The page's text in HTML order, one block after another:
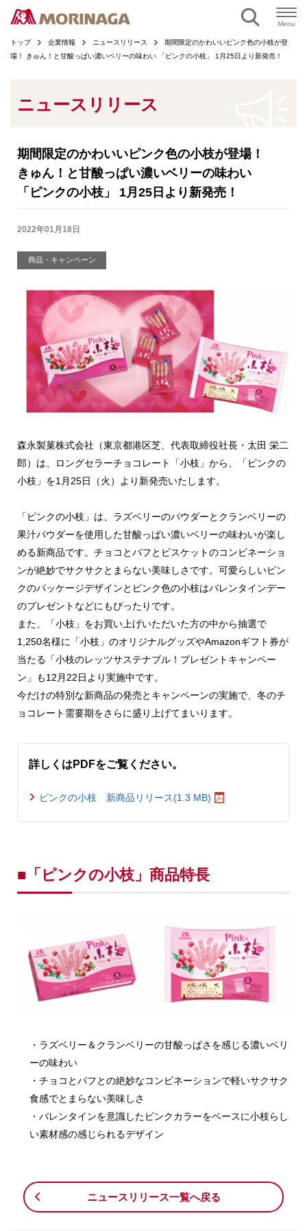
Menu
トップ 企業情報 ニュースリリース
期間限定のかわいいピンク色の小枝が登
場！ きゅん！と甘酸っぱい濃いベリーの味わい 「ピンクの小枝」 1月25日より新発売！
ニュースリリース
期間限定のかわいいピンク色の小枝が登場！
きゅん！と甘酸っぱい濃いベリーの味わい
「ピンクの小枝」 1月25日より新発売！
2022年01月18日
商品・キャンペーン
森永製菓株式会社（東京都港区芝、代表取締役社長・太田 栄二
郎）は、ロングセラーチョコレート「小枝」から、「ピンクの
小枝」を1月25日（火）より新発売いたします。
「ピンクの小枝」は、ラズベリーのパウダーとクランベリーの
果汁パウダーを使用した甘酸っぱい濃いベリーの味わいが楽し
める新商品です。チョコとパフとビスケットのコンビネーショ
ンが絶妙でサクサクとまらない美味しさです。可愛らしいピン
クのパッケージデザインとピンク色の小枝はバレンタインデー
のプレゼントなどにもぴったりです。
また、「小枝」をお買い上げいただいた方の中から抽選で
1,250名様に「小枝」のオリジナルグッズやAmazonギフト券が
当たる「小枝のレッツサステナブル！プレゼントキャンペー
ン」も12月22日より実施中です。
今だけの特別な新商品の発売とキャンペーンの実施で、冬のチ
ョコレート需要期をさらに盛り上げてまいります。
詳しくはPDFをご覧ください。
ピンクの小枝 新商品リリース(1.3 MB)
■「ピンクの小枝」商品特長
・ラズベリー＆クランベリーの甘酸っぱさを感じる濃いベリ
ーの味わい
・チョコとパフとの絶妙なコンビネーションで軽いサクサク
食感でとまらない美味しさ
・バレンタインを意識したピンクカラーをベースに小枝らし
い素材感の感じられるデザイン
ニュースリリース一覧へ戻る